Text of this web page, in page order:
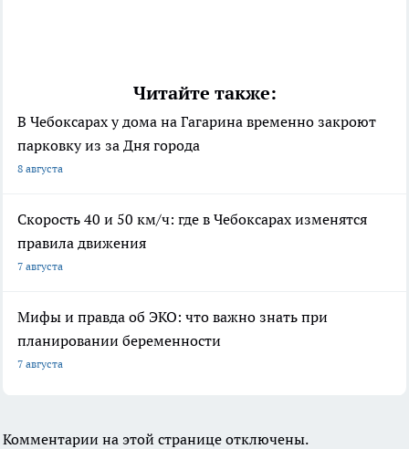
Читайте также:
В Чебоксарах у дома на Гагарина временно закроют
парковку из за Дня города
8 августа
Скорость 40 и 50 км/ч: где в Чебоксарах изменятся
правила движения
7 августа
Мифы и правда об ЭКО: что важно знать при
планировании беременности
7 августа
Комментарии на этой странице отключены.